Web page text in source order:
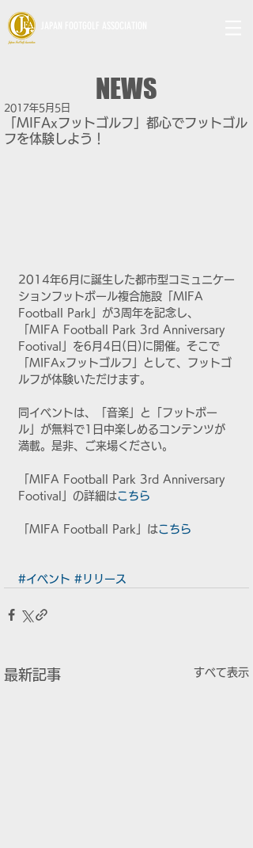
NEWS
「MIFAxフットゴルフ」都心でフットゴル
フを体験しよう！
2017年5月5日
2014年6月に誕生した都市型コミュニケー
ションフットボール複合施設「MIFA
Football Park」が3周年を記念し、
「MIFA Football Park 3rd Anniversary
Footival」を6月4日(日)に開催。そこで
「MIFAxフットゴルフ」として、フットゴ
ルフが体験いただけます。
同イベントは、「音楽」と「フットボー
ル」が無料で1日中楽しめるコンテンツが
満載。是非、ご来場ください。
「MIFA Football Park 3rd Anniversary
Footival」の詳細はこちら
「MIFA Football Park」はこちら
#イベント #リリース
最新記事 すべて表示